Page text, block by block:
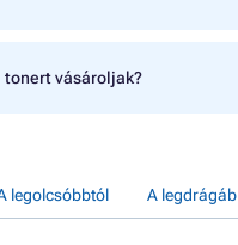
tonert vásároljak?
legolcsóbbtól A